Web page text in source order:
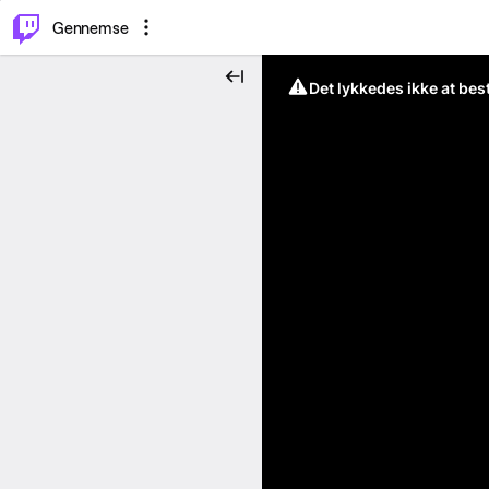
Gennemse
Det lykkedes ikke at